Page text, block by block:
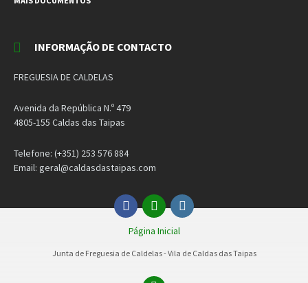
INFORMAÇÃO DE CONTACTO
FREGUESIA DE CALDELAS
Avenida da República N.º 479
4805-155 Caldas das Taipas
Telefone: (+351) 253 576 884
Email: geral@caldasdastaipas.com
Facebook
EmailInstagram
Página Inicial
Junta de Freguesia de Caldelas - Vila de Caldas das Taipas